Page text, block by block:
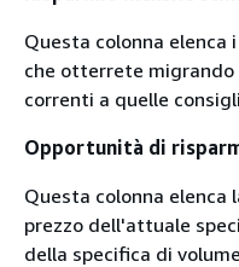
Questa colonna elenca
che otterrete migrando
correnti a quelle
Opportunità di
Questa colonna
prezzo dell'attuale
della specifica di